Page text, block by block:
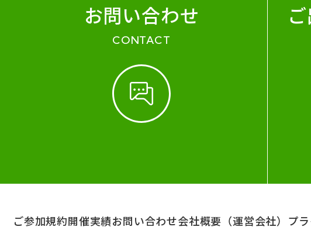
お問い合わせ
CONTACT
ご参加規約開催実績お問い合わせ会社概要（運営会社） プ